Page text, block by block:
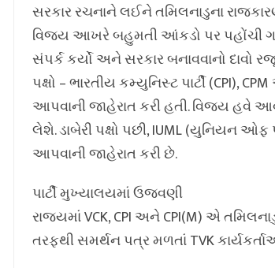
સરકાર રચનાને લઈને તમિલનાડુના
વિજય આખરે બહુમતી આંકડો પર પહોંચી
સંપર્ક કર્યો અને સરકાર બનાવવાનો દાવો
પક્ષો – ભારતીય કમ્યુનિસ્ટ પાર્ટી (CPI),
આપવાની જાહેરાત કરી હતી. વિજય હવે
લેશે. ડાબેરી પક્ષો પછી, IUML (યુનિયન
આપવાની જાહેરાત કરી છે.
પાર્ટી મુખ્યાલયમાં ઉજવણી
રાજ્યમાં VCK, CPI અને CPI(M) એ
તરફથી સમર્થન પત્ર મળતાં TVK